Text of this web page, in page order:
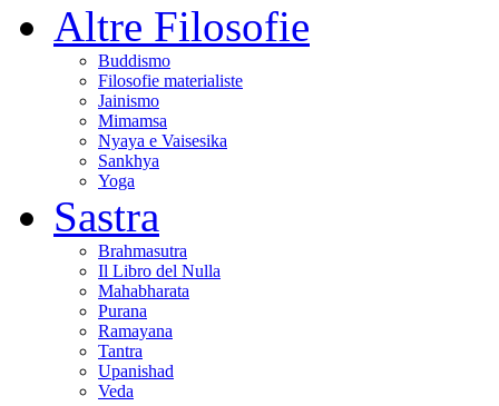
Altre Filosofie
Buddismo
Filosofie materialiste
Jainismo
Mimamsa
Nyaya e Vaisesika
Sankhya
Yoga
Sastra
Brahmasutra
Il Libro del Nulla
Mahabharata
Purana
Ramayana
Tantra
Upanishad
Veda